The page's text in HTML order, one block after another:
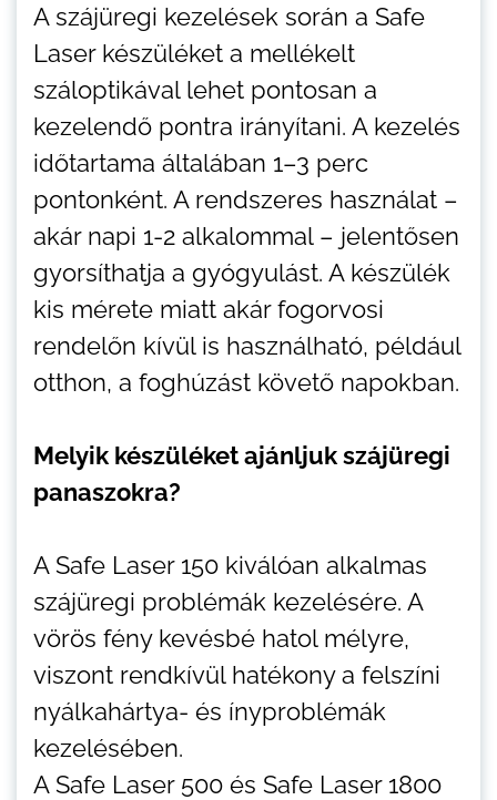
A szájüregi kezelések során a Safe
Laser készüléket a mellékelt
száloptikával lehet pontosan a
kezelendő pontra irányítani. A kezelés
időtartama általában 1–3 perc
pontonként. A rendszeres használat –
akár napi 1-2 alkalommal – jelentősen
gyorsíthatja a gyógyulást. A készülék
kis mérete miatt akár fogorvosi
rendelőn kívül is használható, például
otthon, a foghúzást követő napokban.
Melyik készüléket ajánljuk szájüregi
panaszokra?
A Safe Laser 150 kiválóan alkalmas
szájüregi problémák kezelésére. A
vörös fény kevésbé hatol mélyre,
viszont rendkívül hatékony a felszíni
nyálkahártya- és ínyproblémák
kezelésében.
A Safe Laser 500 és Safe Laser 1800